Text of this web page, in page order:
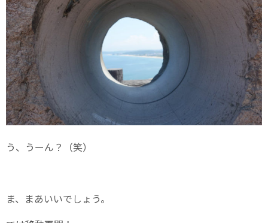
う、うーん？（笑）
ま、まあいいでしょう。